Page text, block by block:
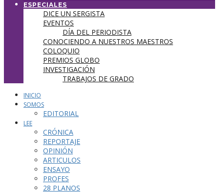
ESPECIALES
DICE UN SERGISTA
EVENTOS
DÍA DEL PERIODISTA
CONOCIENDO A NUESTROS MAESTROS
COLOQUIO
PREMIOS GLOBO
INVESTIGACIÓN
TRABAJOS DE GRADO
INICIO
SOMOS
EDITORIAL
LEE
CRÓNICA
REPORTAJE
OPINIÓN
ARTICULOS
ENSAYO
PROFES
28 PLANOS